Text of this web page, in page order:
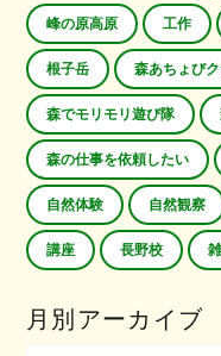
峰の原高原 工作
根子岳 森あちょび
森でモリモリ遊び隊
森の仕事を依頼したい
自然体験 自然観察
講座 長野校
月別アーカイブ